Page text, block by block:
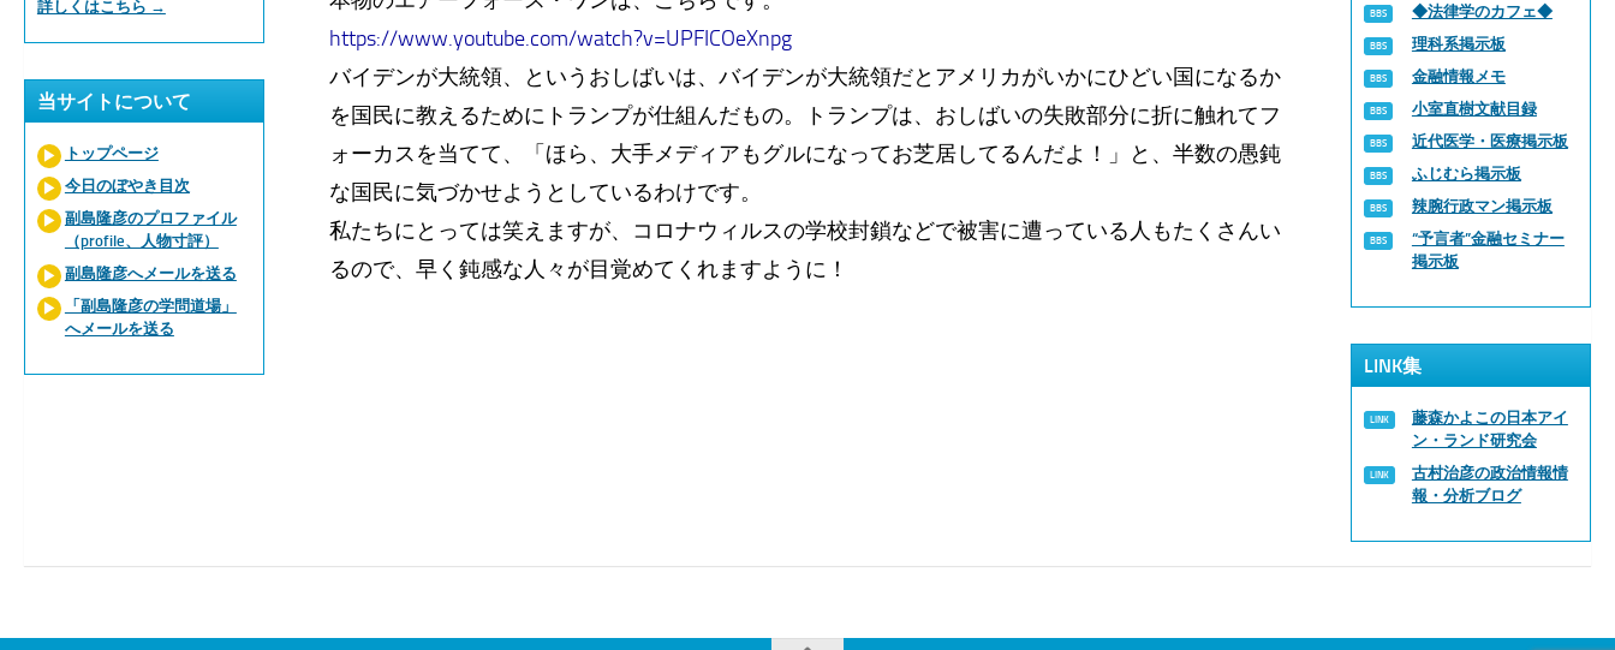
https://www.youtube.com/watch?v=UPFICOeXnpg
バイデンが大統領、というおしばいは、バイデンが大統領だとアメリカがいかにひどい国になるか
を国民に教えるためにトランプが仕組んだもの。トランプは、おしばいの失敗部分に折に触れてフ
ォーカスを当てて、「ほら、大手メディアもグルになってお芝居してるんだよ！」と、半数の愚鈍
な国民に気づかせようとしているわけです。
私たちにとっては笑えますが、コロナウィルスの学校封鎖などで被害に遭っている人もたくさんい
るので、早く鈍感な人々が目覚めてくれますように！
詳しくはこちら →
当サイトについて
トップページ
今日のぼやき目次
副島隆彦のプロファイル
（profile、人物寸評）
副島隆彦へメールを送る
「副島隆彦の学問道場」
へメールを送る
◆法律学のカフェ◆
理科系掲示板
金融情報メモ
小室直樹文献目録
近代医学・医療掲示板
ふじむら掲示板
辣腕行政マン掲示板
“予言者”金融セミナー
掲示板
LINK集
藤森かよこの日本アイ
ン・ランド研究会
古村治彦の政治情報情
報・分析ブログ